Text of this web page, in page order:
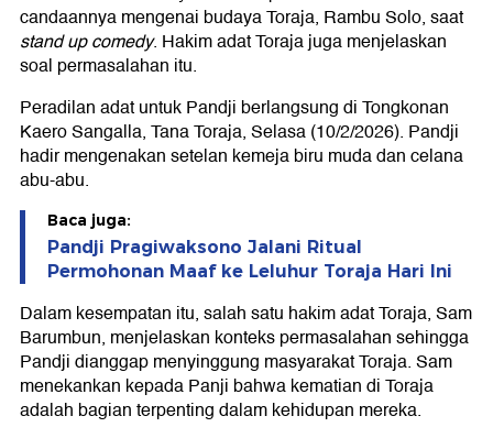
candaannya mengenai budaya Toraja, Rambu Solo, saat
stand up comedy. Hakim adat Toraja juga menjelaskan
soal permasalahan itu.
Peradilan adat untuk Pandji berlangsung di Tongkonan
Kaero Sangalla, Tana Toraja, Selasa (10/2/2026). Pandji
hadir mengenakan setelan kemeja biru muda dan celana
abu-abu.
Baca juga:
Pandji Pragiwaksono Jalani Ritual
Permohonan Maaf ke Leluhur Toraja Hari Ini
Dalam kesempatan itu, salah satu hakim adat Toraja, Sam
Barumbun, menjelaskan konteks permasalahan sehingga
Pandji dianggap menyinggung masyarakat Toraja. Sam
menekankan kepada Panji bahwa kematian di Toraja
adalah bagian terpenting dalam kehidupan mereka.